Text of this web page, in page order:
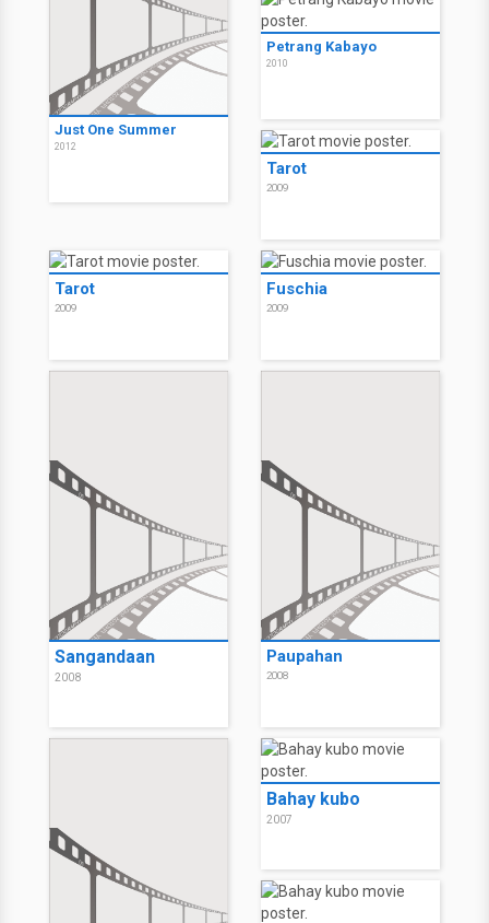
Just One Summer
2012
Petrang Kabayo
2010
Tarot
2009
Tarot
2009
Fuschia
2009
Sangandaan
2008
Paupahan
2008
Bahay kubo
2007